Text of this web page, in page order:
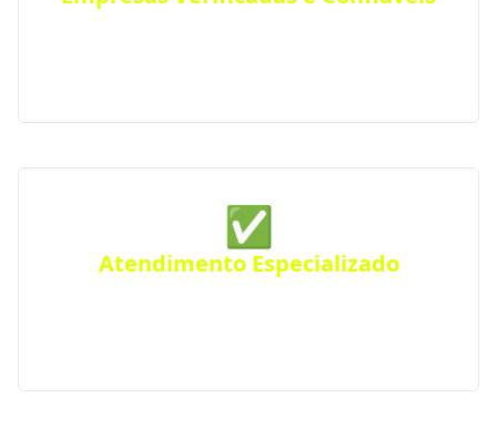
✅
Atendimento Especializado